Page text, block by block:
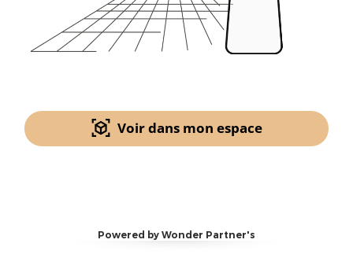
Voir dans mon espace
Powered by Wonder Partner's